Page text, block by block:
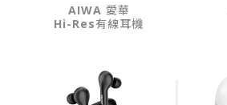
AIWA 愛華
Hi-Res有線耳機